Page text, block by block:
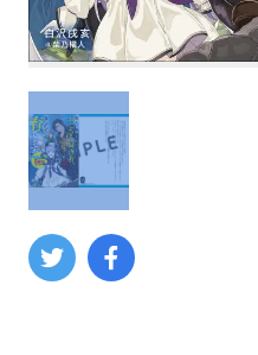
コンピューター
その他
イベント